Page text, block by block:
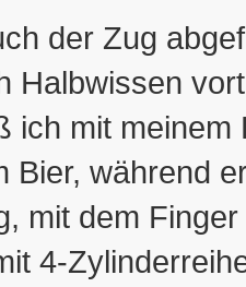
der Zug
Halbwissen
ich mit
Bier, während
mit dem
4-